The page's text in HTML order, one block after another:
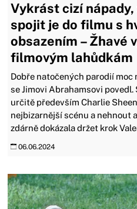
Vykrást cizí
spojit je do filmu s
obsazením – Žhavé
filmovým lahůdkám
Dobře natočených parodií
se Jimovi Abrahamsovi
určitě především Charlie
nejbizarnější scénu a nehnout
zdárně dokázala držet krok
06.06.2024